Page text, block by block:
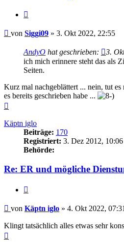
Beitrag
von Siggi09 » 3. Okt 2022, 22:55
AndyO hat geschrieben: 3.
ich mich erinnere steht das als
Seiten.
Kurz mal nachgeblättert ... nein, tut
es bereits geschrieben habe ...
Käptn iglo
Beiträge: 170
Registriert: 3. Dez 2012, 10:06
Behörde:
Re: ER und mögliche
Beitrag
von Käptn iglo » 4. Okt 2022, 07:31
Klingt tatsächlich alles etwas sehr